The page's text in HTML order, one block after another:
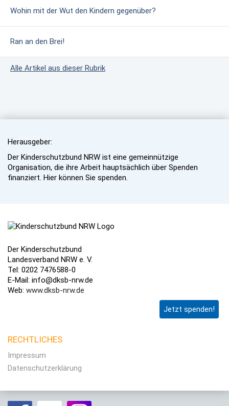
Wohin mit der Wut den Kindern gegenüber?
Ran an den Brei!
Alle Artikel aus dieser Rubrik
Herausgeber:
Der Kinderschutzbund NRW ist eine gemeinnützige
Organisation, die ihre Arbeit hauptsächlich über Spenden
finanziert. Hier können Sie spenden.
Jetzt spenden!
Der Kinderschutzbund
Landesverband NRW e. V.
Tel: 0202 7476588-0
E-Mail: info@dksb-nrw.de
Web: www.dksb-nrw.de
RECHTLICHES
Impressum
Datenschutzerklärung